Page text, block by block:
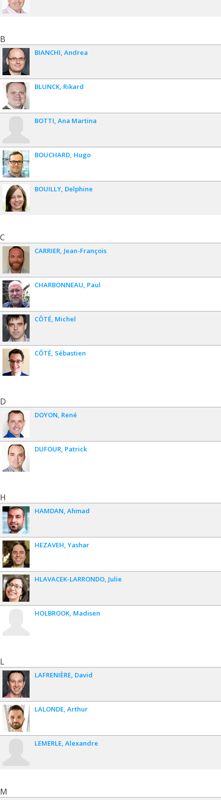
B
BIANCHI Andrea
BLUNCK Rikard
BOTTI Ana Martina
BOUCHARD Hugo
BOUILLY Delphine
C
CARRIER Jean-François
CHARBONNEAU Paul
CÔTÉ Michel
CÔTÉ Sébastien
D
DOYON René
DUFOUR Patrick
H
HAMDAN Ahmad
HEZAVEH Yashar
HLAVACEK-LARRONDO Julie
HOLBROOK Madisen
L
LAFRENIÈRE David
LALONDE Arthur
LEMERLE Alexandre
M